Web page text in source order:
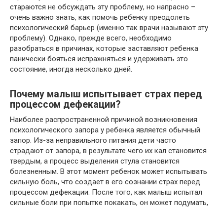
стараются не обсуждать эту проблему, но напрасно –
очень важно знать, как помочь ребенку преодолеть
психологический барьер (именно так врачи называют эту
проблему). Однако, прежде всего, необходимо
разобраться в причинах, которые заставляют ребенка
панически бояться испражняться и удерживать это
состояние, иногда несколько дней.
Почему малыш испытывает страх перед
процессом дефекации?
Наиболее распространенной причиной возникновения
психологического запора у ребенка является обычный
запор. Из-за неправильного питания дети часто
страдают от запора, в результате чего их кал становится
твердым, а процесс выделения стула становится
болезненным. В этот момент ребенок может испытывать
сильную боль, что создает в его сознании страх перед
процессом дефекации. После того, как малыш испытал
сильные боли при попытке покакать, он может подумать,